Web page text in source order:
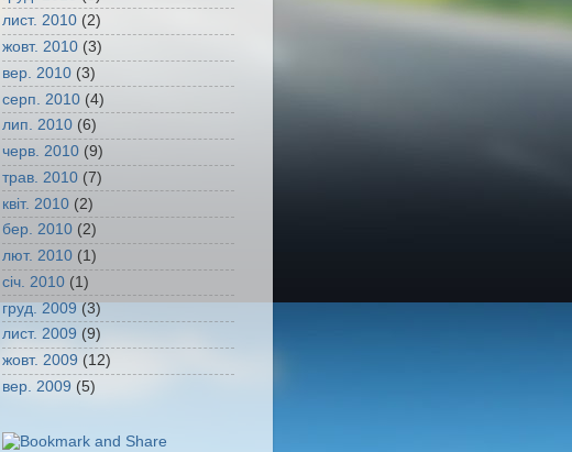
лист. 2010(2)
жовт. 2010(3)
вер. 2010(3)
серп. 2010(4)
лип. 2010(6)
черв. 2010(9)
трав. 2010(7)
квіт. 2010(2)
бер. 2010(2)
лют. 2010(1)
січ. 2010(1)
груд. 2009(3)
лист. 2009 (9)
жовт. 2009 (12)
вер. 2009 (5)